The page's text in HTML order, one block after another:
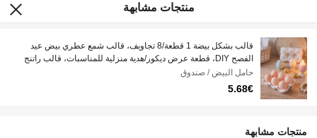
منتجات مشابهة
قالب بشكل بيضة 1 قطعة/8 تجاويف، قالب شمع عطري بيض عيد
الفصح DIY، قطعة عرض ديكور/هدية منزلية للمناسبات، قالب راتنج
إيبوكسي، قالب صب حرفي، قالب جبس للزخرفة الفنية
حامل البيض / صندوق
5.68€
منتجات مشابهة